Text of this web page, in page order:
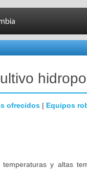
ofrecidos | Equipos
y altas